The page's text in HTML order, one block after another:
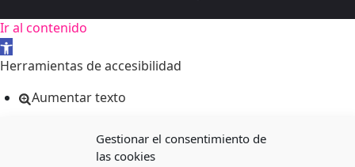
Gestionar el consentimiento de
las cookies
Ir al contenido
Abrir barra de herramientas
Herramientas de accesibilidad
Aumentar texto
Escala de grises